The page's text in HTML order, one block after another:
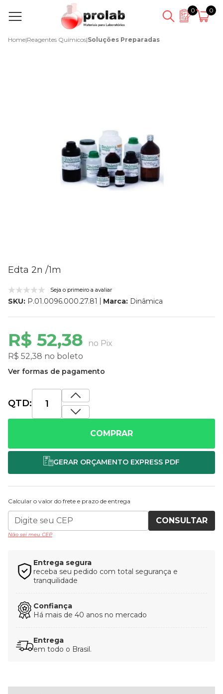
0 0
Home|Reagentes Químicos|Soluções Preparadas
Edta 2n /1m
Seja o primeiro a avaliar
SKU: P.01.0096.000.27.81 Marca: Dinâmica
R$ 52,38
no Pix
R$ 52,38 no boleto
Ver formas de pagamento
QTD:
COMPRAR
Calcular o valor do frete e prazo de entrega
CONSULTAR
Não sei meu CEP
Entrega segura
receba seu pedido com total segurança e
tranquilidade
Confiança
Há mais de 40 anos no mercado
Entrega
em todo o Brasil.